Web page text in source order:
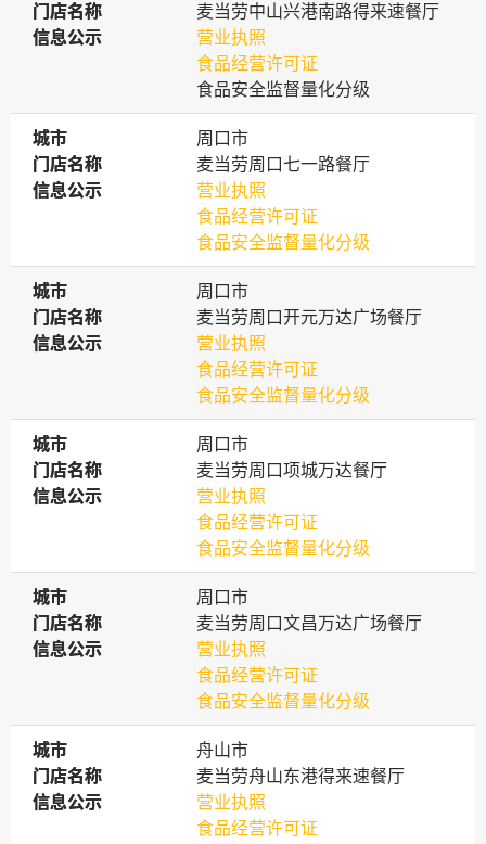
门店名称
门店名称
麦当劳中山兴港南路得来速餐厅
信息公示
信息公示
营业执照
食品经营许可证
食品安全监督量化分级
城市
城市
周口市
门店名称
门店名称
麦当劳周口七一路餐厅
信息公示
信息公示
营业执照
食品经营许可证
食品安全监督量化分级
城市
城市
周口市
门店名称
门店名称
麦当劳周口开元万达广场餐厅
信息公示
信息公示
营业执照
食品经营许可证
食品安全监督量化分级
城市
城市
周口市
门店名称
门店名称
麦当劳周口项城万达餐厅
信息公示
信息公示
营业执照
食品经营许可证
食品安全监督量化分级
城市
城市
周口市
门店名称
门店名称
麦当劳周口文昌万达广场餐厅
信息公示
信息公示
营业执照
食品经营许可证
食品安全监督量化分级
城市
城市
舟山市
门店名称
门店名称
麦当劳舟山东港得来速餐厅
信息公示
信息公示
营业执照
食品经营许可证